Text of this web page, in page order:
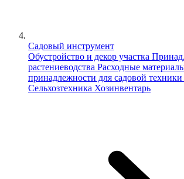
Садовый инструмент
Обустройство и декор участка
растениеводства Расходные
принадлежности для садовой техники
Сельхозтехника Хозинвентарь